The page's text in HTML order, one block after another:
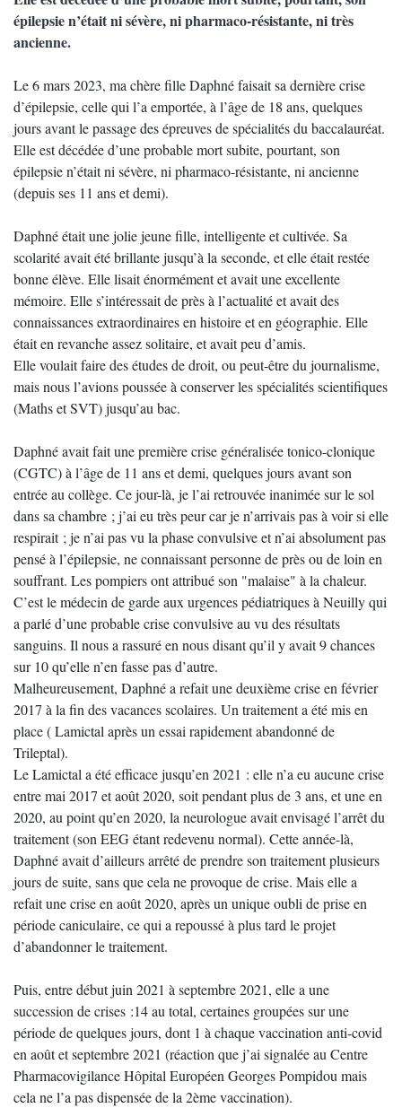
épilepsie n’était ni sévère, ni pharmaco-résistante, ni très
ancienne.
Le 6 mars 2023, ma chère fille Daphné faisait sa dernière crise
d’épilepsie, celle qui l’a emportée, à l’âge de 18 ans, quelques
jours avant le passage des épreuves de spécialités du baccalauréat.
Elle est décédée d’une probable mort subite, pourtant, son
épilepsie n’était ni sévère, ni pharmaco-résistante, ni ancienne
(depuis ses 11 ans et demi).
Daphné était une jolie jeune fille, intelligente et cultivée. Sa
scolarité avait été brillante jusqu’à la seconde, et elle était restée
bonne élève. Elle lisait énormément et avait une excellente
mémoire. Elle s’intéressait de près à l’actualité et avait des
connaissances extraordinaires en histoire et en géographie. Elle
était en revanche assez solitaire, et avait peu d’amis.
Elle voulait faire des études de droit, ou peut-être du journalisme,
mais nous l’avions poussée à conserver les spécialités scientifiques
(Maths et SVT) jusqu’au bac.
Daphné avait fait une première crise généralisée tonico-clonique
(CGTC) à l’âge de 11 ans et demi, quelques jours avant son
entrée au collège. Ce jour-là, je l’ai retrouvée inanimée sur le sol
dans sa chambre ; j’ai eu très peur car je n’arrivais pas à voir si elle
respirait ; je n’ai pas vu la phase convulsive et n’ai absolument pas
pensé à l’épilepsie, ne connaissant personne de près ou de loin en
souffrant. Les pompiers ont attribué son "malaise" à la chaleur.
C’est le médecin de garde aux urgences pédiatriques à Neuilly qui
a parlé d’une probable crise convulsive au vu des résultats
sanguins. Il nous a rassuré en nous disant qu’il y avait 9 chances
sur 10 qu’elle n’en fasse pas d’autre.
Malheureusement, Daphné a refait une deuxième crise en février
2017 à la fin des vacances scolaires. Un traitement a été mis en
place ( Lamictal après un essai rapidement abandonné de
Trileptal).
Le Lamictal a été efficace jusqu’en 2021 : elle n’a eu aucune crise
entre mai 2017 et août 2020, soit pendant plus de 3 ans, et une en
2020, au point qu’en 2020, la neurologue avait envisagé l’arrêt du
traitement (son EEG étant redevenu normal). Cette année-là,
Daphné avait d’ailleurs arrêté de prendre son traitement plusieurs
jours de suite, sans que cela ne provoque de crise. Mais elle a
refait une crise en août 2020, après un unique oubli de prise en
période caniculaire, ce qui a repoussé à plus tard le projet
d’abandonner le traitement.
Puis, entre début juin 2021 à septembre 2021, elle a une
succession de crises :14 au total, certaines groupées sur une
période de quelques jours, dont 1 à chaque vaccination anti-covid
en août et septembre 2021 (réaction que j’ai signalée au Centre
Pharmacovigilance Hôpital Européen Georges Pompidou mais
cela ne l’a pas dispensée de la 2ème vaccination).